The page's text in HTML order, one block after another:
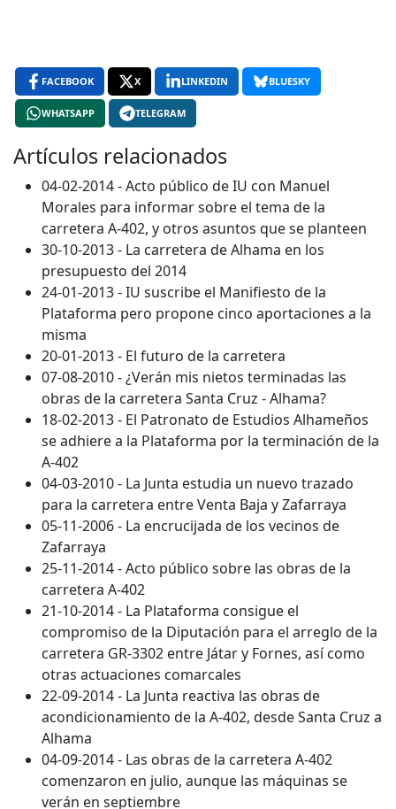
FACEBOOK X LINKEDIN BLUESKY
WHATSAPP TELEGRAM
Artículos relacionados
04-02-2014 - Acto público de IU con Manuel
Morales para informar sobre el tema de la
carretera A-402, y otros asuntos que se planteen
30-10-2013 - La carretera de Alhama en los
presupuesto del 2014
24-01-2013 - IU suscribe el Manifiesto de la
Plataforma pero propone cinco aportaciones a la
misma
20-01-2013 - El futuro de la carretera
07-08-2010 - ¿Verán mis nietos terminadas las
obras de la carretera Santa Cruz - Alhama?
18-02-2013 - El Patronato de Estudios Alhameños
se adhiere a la Plataforma por la terminación de la
A-402
04-03-2010 - La Junta estudia un nuevo trazado
para la carretera entre Venta Baja y Zafarraya
05-11-2006 - La encrucijada de los vecinos de
Zafarraya
25-11-2014 - Acto público sobre las obras de la
carretera A-402
21-10-2014 - La Plataforma consigue el
compromiso de la Diputación para el arreglo de la
carretera GR-3302 entre Játar y Fornes, así como
otras actuaciones comarcales
22-09-2014 - La Junta reactiva las obras de
acondicionamiento de la A-402, desde Santa Cruz a
Alhama
04-09-2014 - Las obras de la carretera A-402
comenzaron en julio, aunque las máquinas se
verán en septiembre